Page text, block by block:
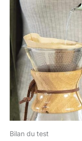
Bilan du test